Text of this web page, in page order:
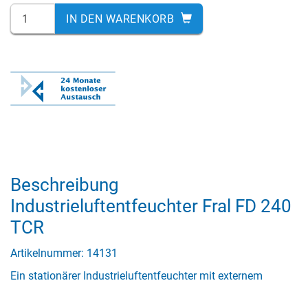
IN DEN WARENKORB
Beschreibung
Industrieluftentfeuchter Fral FD 240
TCR
Artikelnummer: 14131
Ein stationärer Industrieluftentfeuchter mit externem